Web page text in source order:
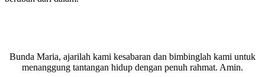
Bunda Maria, ajarilah kami kesabaran dan bimbinglah kami untuk
menanggung tantangan hidup dengan penuh rahmat. Amin.